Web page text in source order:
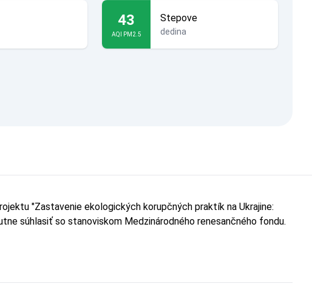
43
AQI PM2.5
Stepove
dedina
"Zastavenie ekologických korupčných praktík na Ukrajine:
súhlasiť so stanoviskom Medzinárodného renesančného fondu.